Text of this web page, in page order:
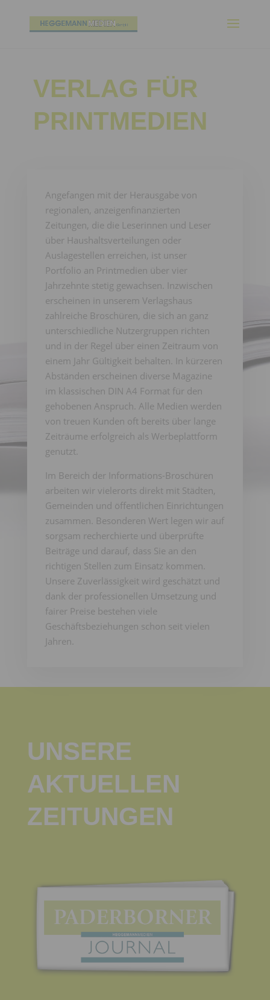
VERLAG FÜR
PRINTMEDIEN
Angefangen mit der Herausgabe von
regionalen, anzeigenfinanzierten
Zeitungen, die die Leserinnen und Leser
über Haushaltsverteilungen oder
Auslagestellen erreichen, ist unser
Portfolio an Printmedien über vier
Jahrzehnte stetig gewachsen. Inzwischen
erscheinen in unserem Verlagshaus
zahlreiche Broschüren, die sich an ganz
unterschiedliche Nutzergruppen richten
und in der Regel über einen Zeitraum von
einem Jahr Gültigkeit behalten. In kürzeren
Abständen erscheinen diverse Magazine
im klassischen DIN A4 Format für den
gehobenen Anspruch. Alle Medien werden
von treuen Kunden oft bereits über lange
Zeiträume erfolgreich als Werbeplattform
genutzt.
Im Bereich der Informations-Broschüren
arbeiten wir vielerorts direkt mit Städten,
Gemeinden und öffentlichen Einrichtungen
zusammen. Besonderen Wert legen wir auf
sorgsam recherchierte und überprüfte
Beiträge und darauf, dass Sie an den
richtigen Stellen zum Einsatz kommen.
Unsere Zuverlässigkeit wird geschätzt und
dank der professionellen Umsetzung und
fairer Preise bestehen viele
Geschäftsbeziehungen schon seit vielen
Jahren.
UNSERE
AKTUELLEN
ZEITUNGEN